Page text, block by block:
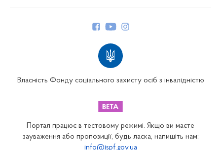
Закарпатське відділення
Власність Фонду соціального захисту осіб з інвалідністю
Портал працює в тестовому режимі. Якщо ви маєте
зауваження або пропозиції, будь ласка, напишіть нам:
info@ispf.gov.ua